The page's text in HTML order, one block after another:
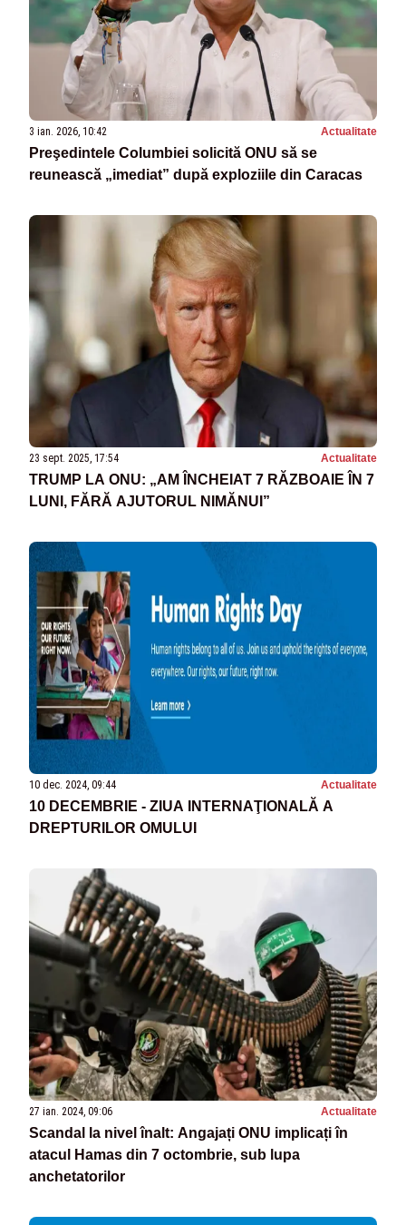
3 ian. 2026, 10:42 Actualitate
Preşedintele Columbiei solicită ONU să se
reunească „imediat” după exploziile din Caracas
23 sept. 2025, 17:54 Actualitate
TRUMP LA ONU: „AM ÎNCHEIAT 7 RĂZBOAIE ÎN 7
LUNI, FĂRĂ AJUTORUL NIMĂNUI”
10 dec. 2024, 09:44 Actualitate
10 DECEMBRIE - ZIUA INTERNAŢIONALĂ A
DREPTURILOR OMULUI
27 ian. 2024, 09:06 Actualitate
Scandal la nivel înalt: Angajați ONU implicați în
atacul Hamas din 7 octombrie, sub lupa
anchetatorilor